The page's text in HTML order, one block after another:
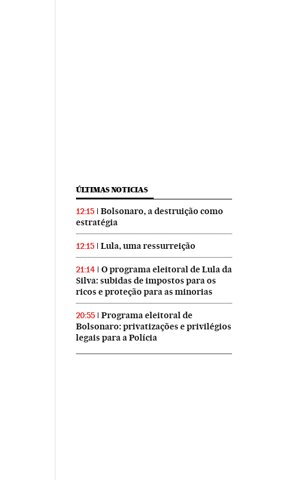
ÚLTIMAS NOTICIAS
12:15
Bolsonaro, a destruição como
estratégia
12:15 Lula, uma ressurreição
21:14
O programa eleitoral de Lula da
Silva: subidas de impostos para os
ricos e proteção para as minorias
20:55
Programa eleitoral de
Bolsonaro: privatizações e privilégios
legais para a Polícia